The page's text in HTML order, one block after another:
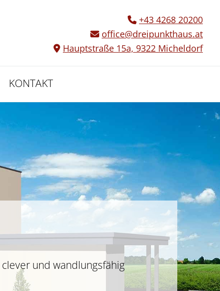
 +43 4268 20200
 office@dreipunkthaus.at
 Hauptstraße 15a, 9322 Micheldorf
KONTAKT
und wandlungsfähig